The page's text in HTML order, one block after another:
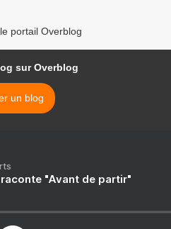
portail Overblog
sur Overblog
un blog
"Avant de partir"